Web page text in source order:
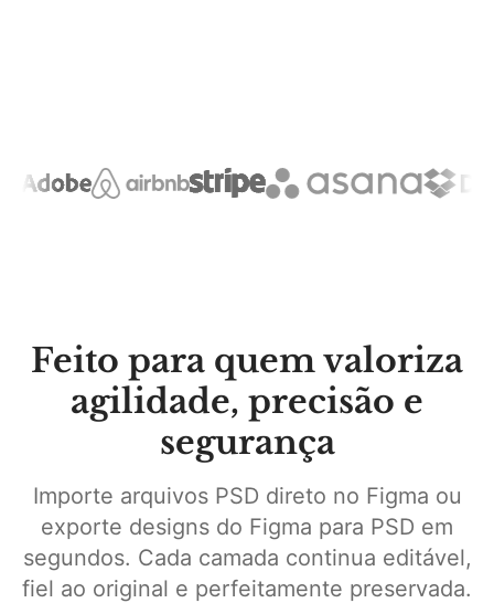
Feito para quem valoriza
agilidade, precisão e
segurança
Importe arquivos PSD direto no Figma ou
exporte designs do Figma para PSD em
segundos. Cada camada continua editável,
fiel ao original e perfeitamente preservada.